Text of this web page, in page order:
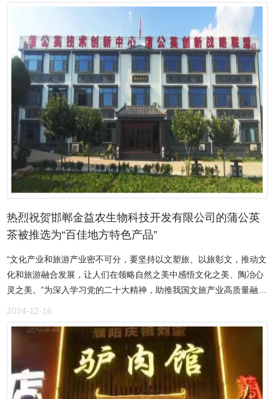
技术演绎美味，匠心传承厨艺。坚持用“人品”做生意，在“味道”上下功
夫。在传统的基础上不断更新提升菜品，坚持“月月有新菜、日日有提
高”，所创作的每道菜肴都融入了“五味调和、质味适中”的中华烹饪精
髓。多年来，老字号赵家水饺在安阳餐饮界享有较高的知名度和美誉
度，形成了自己的品牌。赵一道辣椒炒肉在中马美食文化厨艺交流赛
中荣获最佳餐饮名店、2023年安阳市第一届彰德杯烹饪职业技能大赛
荣获特金奖、在职业技能竞赛面点类荣获一等奖、安阳味道北关区特
色美食一等奖，被授予河南省明星餐饮企业、河南省餐饮住宿行业百
强企业、河南风味名店、中原特色餐饮名店、十佳旺店、安阳老字号
等荣誉称号。董事长赵继春在2023年度河南省餐饮住宿行业被评为优
秀个人金鼎奖，被授予中国烹饪大师、辉煌建国70周年振兴豫菜功勋
人物、改革开放40年餐饮住宿行业先锋人物、亚洲名厨精英等荣誉称
号。获得烹饪类注册裁判员、注册考评员资质，当选为安阳餐饮企业
家专业委员会副会长。在新冠疫情期间，安阳市继春餐饮管理有限公
司多次捐赠物资，被授予抗疫防汛优秀企业，铭记抗疫最美瞬间杰出
奖、爱心奉献企业及个人等荣誉称号，被安阳市红十字系统评为爱心
人士，先进事迹在今日头条、搜狐、百度、腾讯等媒体报道，受到社
会各界的好评。（中媒文化融媒体中心）
热烈祝贺邯郸金益农生物科技开发有限公司的蒲公英
茶被推选为“百佳地方特色产品”
“文化产业和旅游产业密不可分，要坚持以文塑旅、以旅彰文，推动文
化和旅游融合发展，让人们在领略自然之美中感悟文化之美、陶冶心
灵之美。”为深入学习党的二十大精神，助推我国文旅产业高质量融合
度，实现农民增收致富，助力乡村振兴，为地方文旅产业高质量发展
注入新活力，中媒文旅产业发展工作委员会、中国现代文化网、315
消费文化网联合举办首届“百佳地方特色产品”推选活动，邯郸金益农
生物科技开发有限公司的“蒲草婆婆”蒲公英茶采用十八道工艺精制而
成，最大限度保留了蒲公英茶的自然色泽和独特的营养成分，产品卷
2024-12-16